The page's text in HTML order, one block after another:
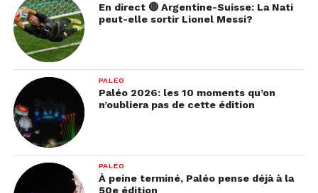
En direct 🔴 Argentine-Suisse: La Nati
peut-elle sortir Lionel Messi?
PALÉO
Paléo 2026: les 10 moments qu’on
n’oubliera pas de cette édition
PALÉO
À peine terminé, Paléo pense déjà à la
50e édition